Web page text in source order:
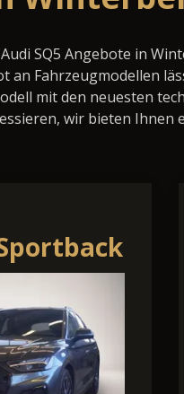
SQ5 Angebote in
an Fahrzeugmodellen
mit den neuesten
wir bieten Ihnen